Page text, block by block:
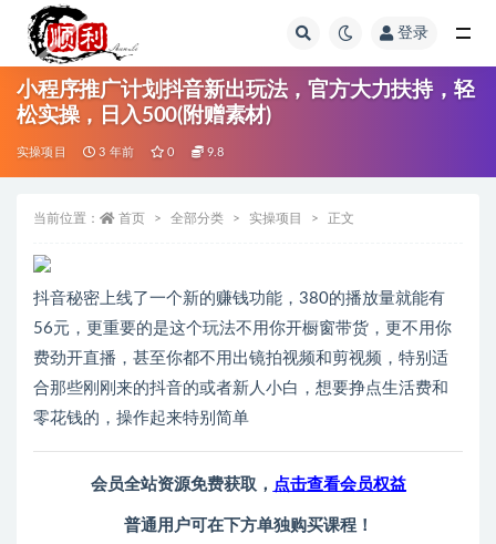
登录
小程序推广计划抖音新出玩法，官方大力扶持，轻
松实操，日入500(附赠素材)
实操项目 3 年前 0 9.8
当前位置： 首页 全部分类 实操项目 正文
抖音秘密上线了一个新的赚钱功能，380的播放量就能有
56元，更重要的是这个玩法不用你开橱窗带货，更不用你
费劲开直播，甚至你都不用出镜拍视频和剪视频，特别适
合那些刚刚来的抖音的或者新人小白，想要挣点生活费和
零花钱的，操作起来特别简单
会员全站资源免费获取， 点击查看会员权益
普通用户可在下方单独购买课程！
全部